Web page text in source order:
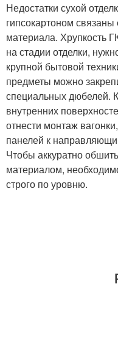
Недостатки сухой
гипсокартоном
материала. Хрупкость
на стадии отделки,
крупной бытовой
предметы можно
специальных дюбелей.
внутренних
отнести монтаж
панелей к
Чтобы аккуратно
материалом,
строго по уровню.